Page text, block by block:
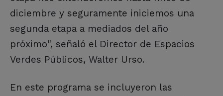
diciembre y seguramente iniciemos una
segunda etapa a mediados del año
próximo", señaló el Director de Espacios
Verdes Públicos, Walter Urso.
En este programa se incluyeron las